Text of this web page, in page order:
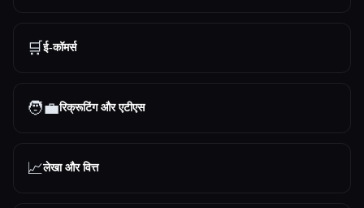
🛒 ई-कॉमर्स
🧑‍💼रिक्रूटिंग और एटीएस
📈लेखा और वित्त